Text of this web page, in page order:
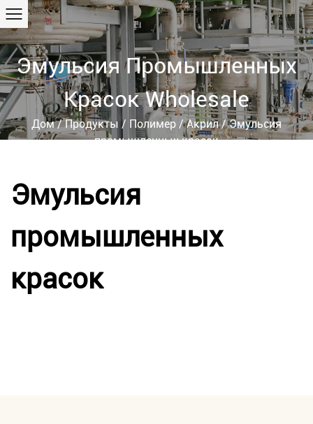
Эмульсия Промышленных
Красок Wholesale
Дом/Продукты / Полимер/Акрил/Эмульсия
промышленных красок
Эмульсия
промышленных
красок